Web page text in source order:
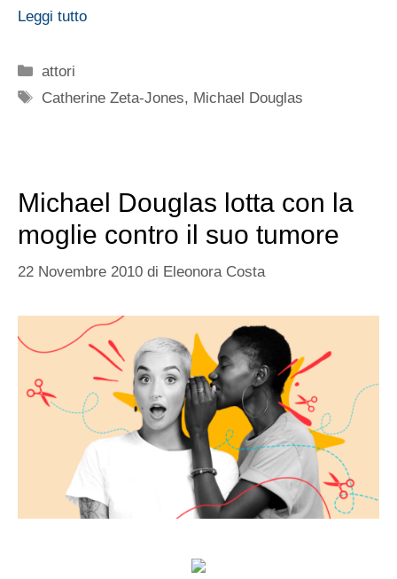
Leggi tutto
Categorie
attori
Tag
Catherine Zeta-Jones, Michael Douglas
Michael Douglas lotta con la
moglie contro il suo tumore
22 Novembre 2010 di Eleonora Costa